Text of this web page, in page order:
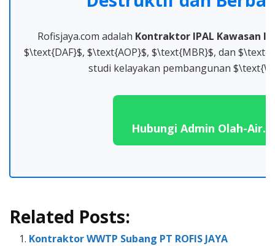
Rofisjaya.com adalah Kontraktor IPAL Kawasan
$\text{DAF}$, $\text{AOP}$, $\text{MBR}$, dan
studi kelayakan pembangunan
Hubungi Admin Olah-
Related Posts:
Kontraktor WWTP Subang PT ROFIS JAYA